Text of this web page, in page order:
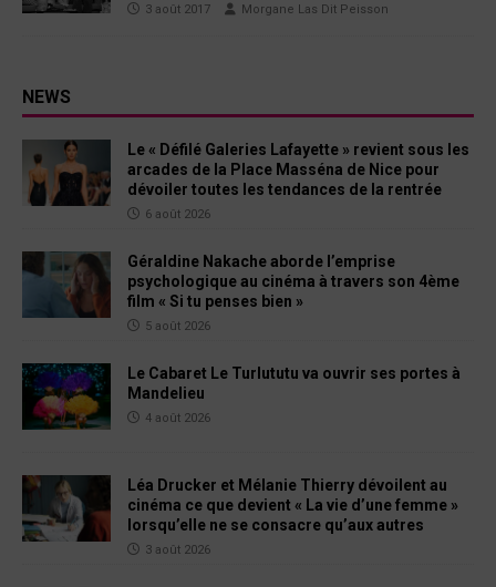
3 août 2017 Morgane Las Dit Peisson
NEWS
Le « Défilé Galeries Lafayette » revient sous les
arcades de la Place Masséna de Nice pour
dévoiler toutes les tendances de la rentrée
6 août 2026
Géraldine Nakache aborde l’emprise
psychologique au cinéma à travers son 4ème
film « Si tu penses bien »
5 août 2026
Le Cabaret Le Turlututu va ouvrir ses portes à
Mandelieu
4 août 2026
Léa Drucker et Mélanie Thierry dévoilent au
cinéma ce que devient « La vie d’une femme »
lorsqu’elle ne se consacre qu’aux autres
3 août 2026